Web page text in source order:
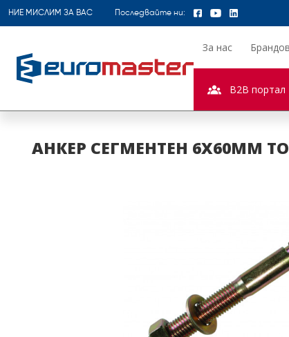
НИЕ МИСЛИМ ЗА ВАС Последвайте ни:
За нас
B2B портал
АНКЕР СЕГМЕНТЕН 6X60MM